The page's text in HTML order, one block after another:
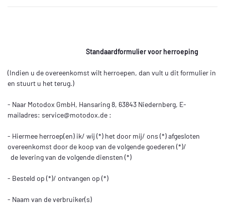
Standaardformulier voor herroeping
(Indien u de overeenkomst wilt herroepen, dan vult u dit formulier in
en stuurt u het terug.)
- Naar Motodox GmbH, Hansaring 8, 63843 Niedernberg, E-
mailadres: service@motodox.de :
- Hiermee herroep(en) ik/ wij (*) het door mij/ ons (*) afgesloten
overeenkomst door de koop van de volgende goederen (*)/
de levering van de volgende diensten (*)
- Besteld op (*)/ ontvangen op (*)
- Naam van de verbruiker(s)